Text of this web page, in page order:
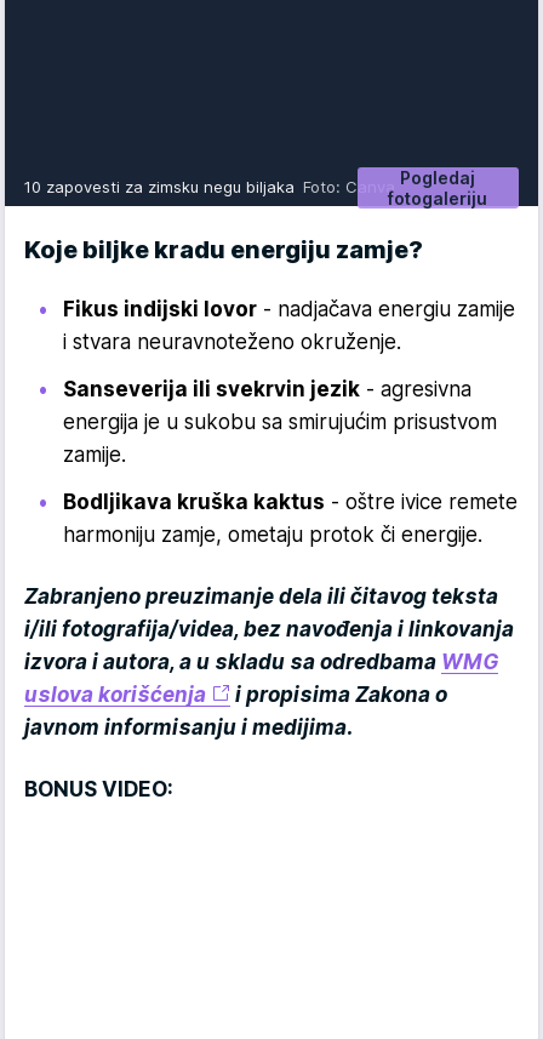
Pogledaj
fotogaleriju
10 zapovesti za zimsku negu biljaka Foto: Canva
Koje biljke kradu energiju zamje?
Fikus indijski lovor - nadjačava energiu zamije
i stvara neuravnoteženo okruženje.
Sanseverija ili svekrvin jezik - agresivna
energija je u sukobu sa smirujućim prisustvom
zamije.
Bodljikava kruška kaktus - oštre ivice remete
harmoniju zamje, ometaju protok či energije.
Zabranjeno preuzimanje dela ili čitavog teksta
i/ili fotografija/videa, bez navođenja i linkovanja
izvora i autora, a u skladu sa odredbama WMG
uslova korišćenja
i propisima Zakona o
javnom informisanju i medijima.
BONUS VIDEO: